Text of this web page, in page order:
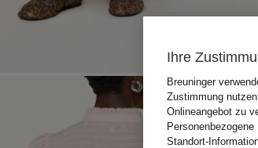
Ihre
Breuninger
Zustimmung
Onlineangebot zu
Standort-